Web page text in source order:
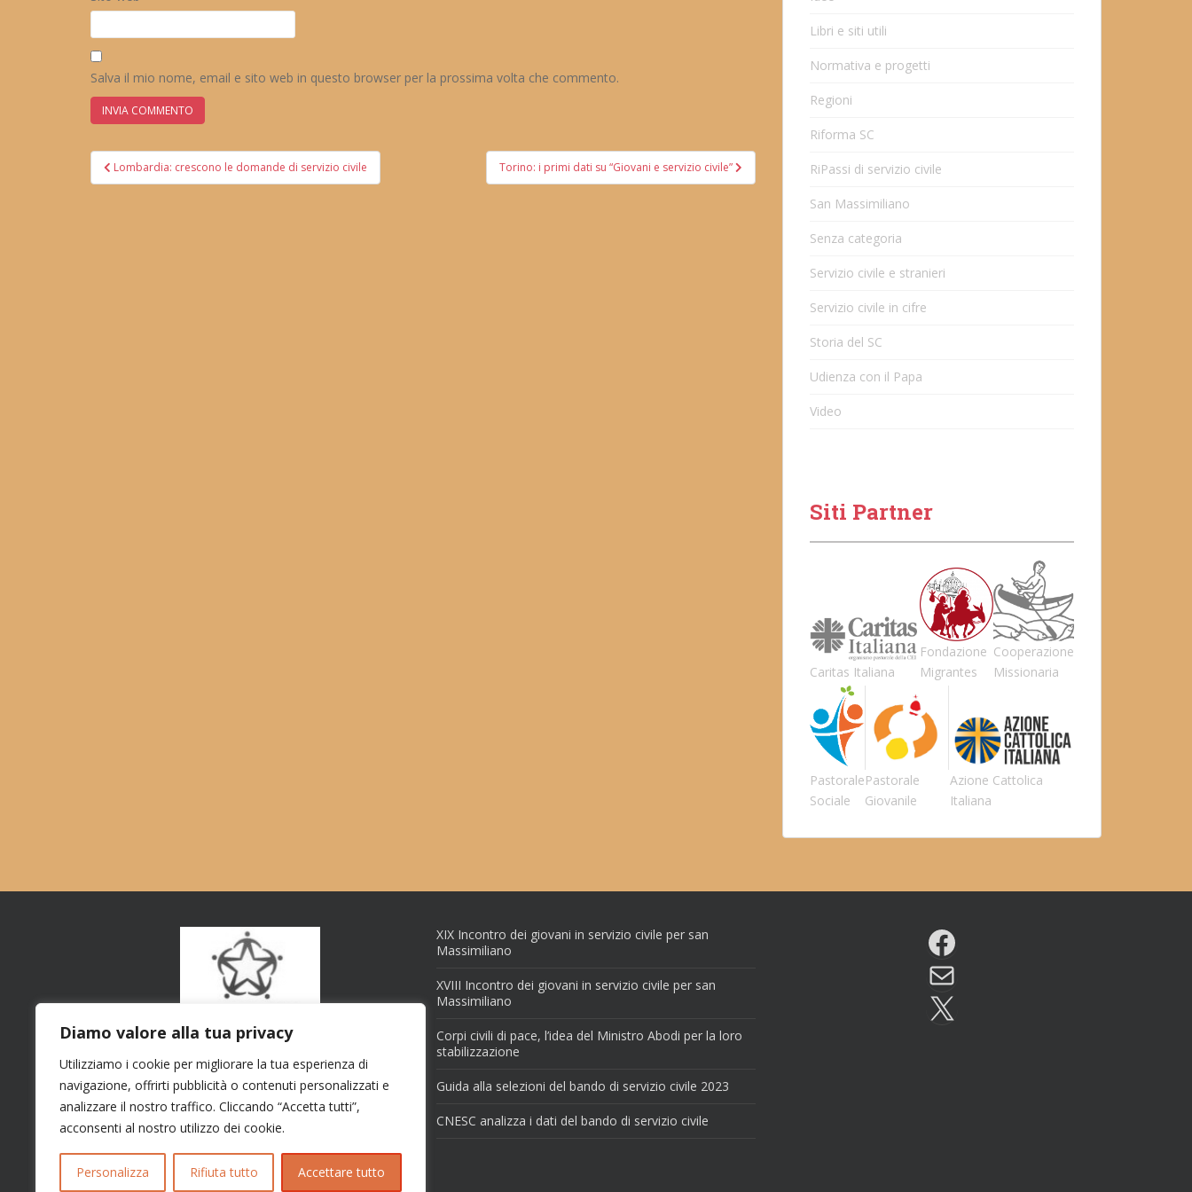
Diamo valore alla tua privacy
Utilizziamo i cookie per migliorare la tua esperienza di
navigazione, offrirti pubblicità o contenuti personalizzati e
analizzare il nostro traffico. Cliccando “Accetta tutti”,
acconsenti al nostro utilizzo dei cookie.
Personalizza Rifiuta tutto Accettare tutto
Salva il mio nome, email e sito web in questo browser per la prossima volta che commento.
Navigazione
articoli
Lombardia: crescono le domande di servizio civile Torino: i primi dati su “Giovani e servizio civile”
Libri e siti utili
Normativa e progetti
Regioni
Riforma SC
RiPassi di servizio civile
San Massimiliano
Senza categoria
Servizio civile e stranieri
Servizio civile in cifre
Storia del SC
Udienza con il Papa
Video
Siti Partner
Caritas Italiana
Fondazione
Migrantes
Cooperazione
Missionaria
Pastorale
Sociale
Pastorale
Giovanile
Azione Cattolica
Italiana
XIX Incontro dei giovani in servizio civile per san
Massimiliano
XVIII Incontro dei giovani in servizio civile per san
Massimiliano
Corpi civili di pace, l’idea del Ministro Abodi per la loro
stabilizzazione
Guida alla selezioni del bando di servizio civile 2023
CNESC analizza i dati del bando di servizio civile
Facebook
Email
X